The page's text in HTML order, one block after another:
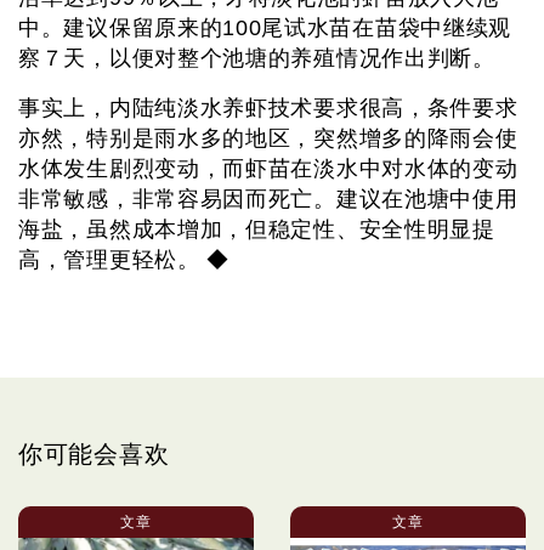
中。建议保留原来的100尾试水苗在苗袋中继续观
察７天，以便对整个池塘的养殖情况作出判断。
事实上，内陆纯淡水养虾技术要求很高，条件要求
亦然，特别是雨水多的地区，突然增多的降雨会使
水体发生剧烈变动，而虾苗在淡水中对水体的变动
非常敏感，非常容易因而死亡。建议在池塘中使用
海盐，虽然成本增加，但稳定性、安全性明显提
高，管理更轻松。 ◆
你可能会喜欢
文章 文章